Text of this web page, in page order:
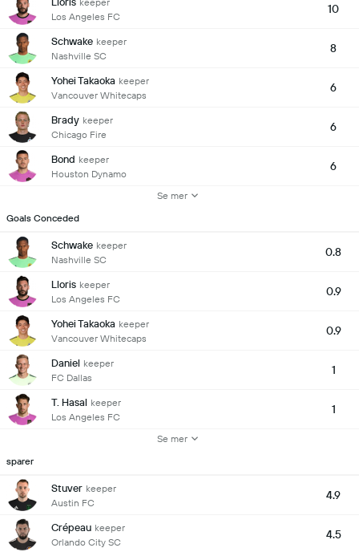
Los Angeles FC
10
Schwake keeper
Nashville SC
8
Yohei Takaoka keeper
Vancouver Whitecaps
6
Brady keeper
Chicago Fire
6
Bond keeper
Houston Dynamo
6
Se mer
Goals Conceded
Schwake keeper
Nashville SC
0.8
Lloris keeper
Los Angeles FC
0.9
Yohei Takaoka keeper
Vancouver Whitecaps
0.9
Daniel keeper
FC Dallas
1
T. Hasal keeper
Los Angeles FC
1
Se mer
sparer
Stuver keeper
Austin FC
4.9
Crépeau keeper
Orlando City SC
4.5